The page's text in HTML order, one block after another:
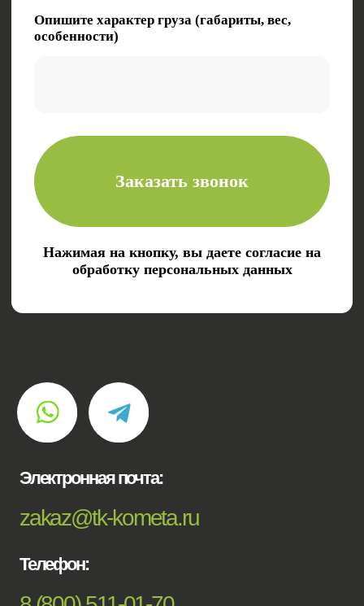
Политика в отношении обработки
персональных данных
ИНН/КПП 5403084806/540301001
ОГРН 1245400029588
© 2024. Все права защищены